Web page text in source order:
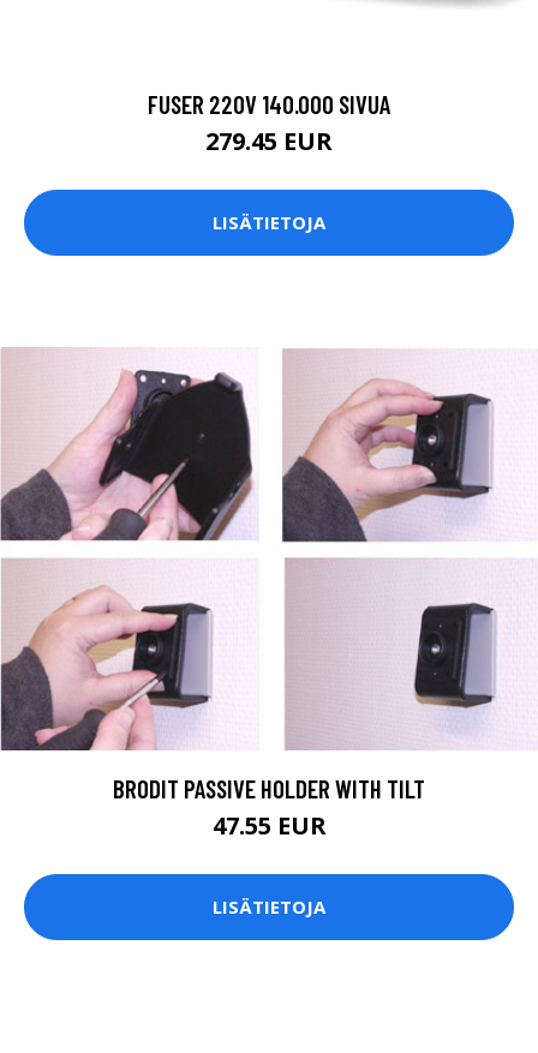
FUSER 220V 140.000 SIVUA
279.45 EUR
LISÄTIETOJA
BRODIT PASSIVE HOLDER WITH TILT
47.55 EUR
LISÄTIETOJA